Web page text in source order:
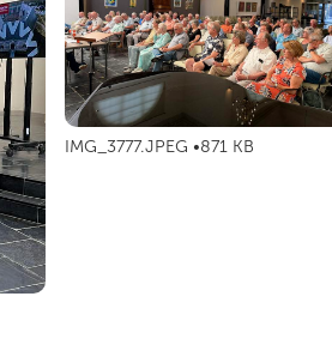
IMG_3777.JPEG 871 KB